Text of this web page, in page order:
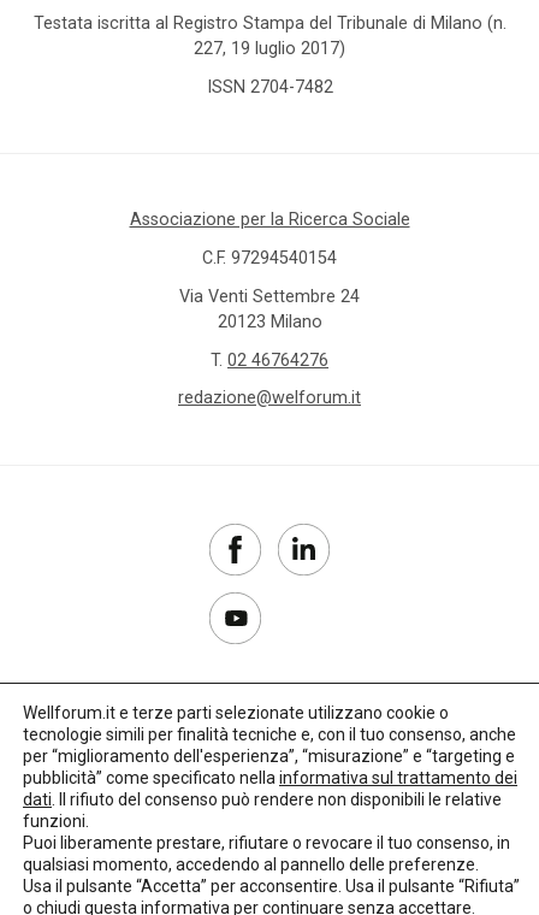
Testata iscritta al Registro Stampa del Tribunale di Milano (n.
227, 19 luglio 2017)
ISSN 2704-7482
Associazione per la Ricerca Sociale
C.F. 97294540154
Via Venti Settembre 24
20123 Milano
T. 02 46764276
redazione@welforum.it
Copyright 2017–2026
Privacy Policy
Credits: LO Studio
Wellforum.it e terze parti selezionate utilizzano cookie o
tecnologie simili per finalità tecniche e, con il tuo consenso, anche
per “miglioramento dell'esperienza”, “misurazione” e “targeting e
pubblicità” come specificato nella informativa sul trattamento dei
dati . Il rifiuto del consenso può rendere non disponibili le relative
funzioni.
Puoi liberamente prestare, rifiutare o revocare il tuo consenso, in
qualsiasi momento, accedendo al pannello delle preferenze.
Usa il pulsante “Accetta” per acconsentire. Usa il pulsante “Rifiuta”
o chiudi questa informativa per continuare senza accettare.